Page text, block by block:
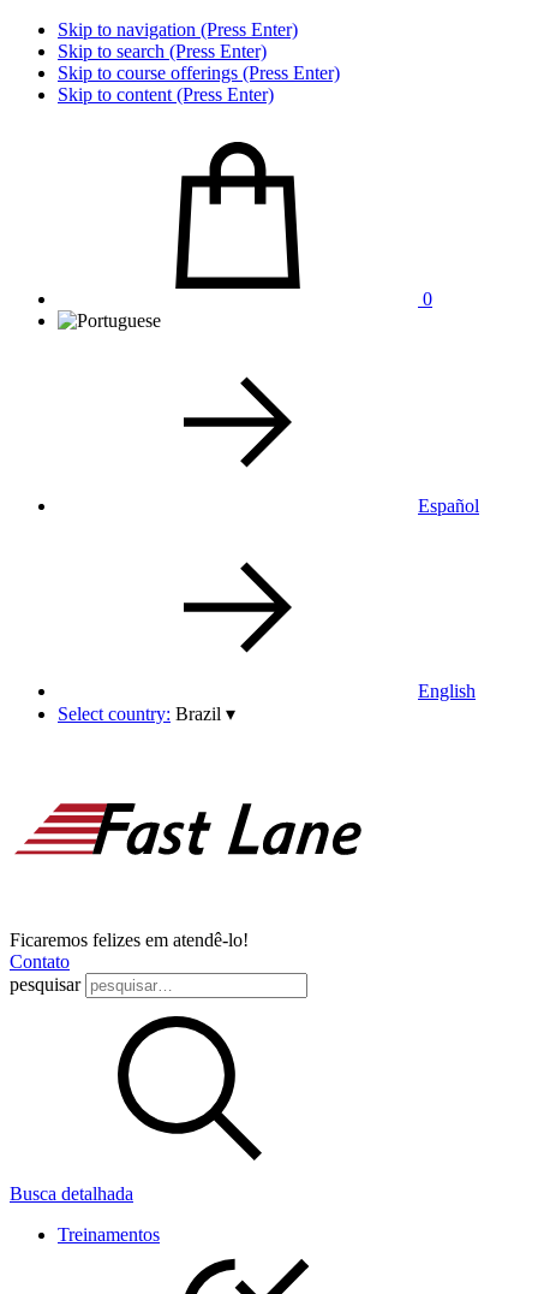
Skip to navigation (Press Enter)
Skip to search (Press Enter)
Skip to course offerings (Press Enter)
Skip to content (Press Enter)
0
Español
English
Select country: Brazil ▾
Ficaremos felizes em atendê-lo!
Contato
pesquisar
Busca detalhada
Treinamentos